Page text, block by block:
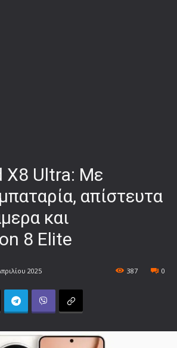
X8 Ultra: Με
απίστευτα
και
8 Elite
2025 0
387